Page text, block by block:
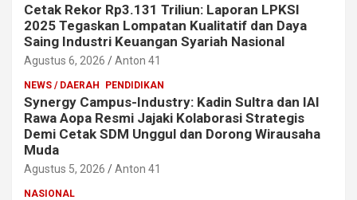
Cetak Rekor Rp3.131 Triliun: Laporan LPKSI
2025 Tegaskan Lompatan Kualitatif dan Daya
Saing Industri Keuangan Syariah Nasional
Agustus 6, 2026 Anton 41
NEWS / DAERAH PENDIDIKAN
Synergy Campus-Industry: Kadin Sultra dan IAI
Rawa Aopa Resmi Jajaki Kolaborasi Strategis
Demi Cetak SDM Unggul dan Dorong Wirausaha
Muda
Agustus 5, 2026 Anton 41
NASIONAL